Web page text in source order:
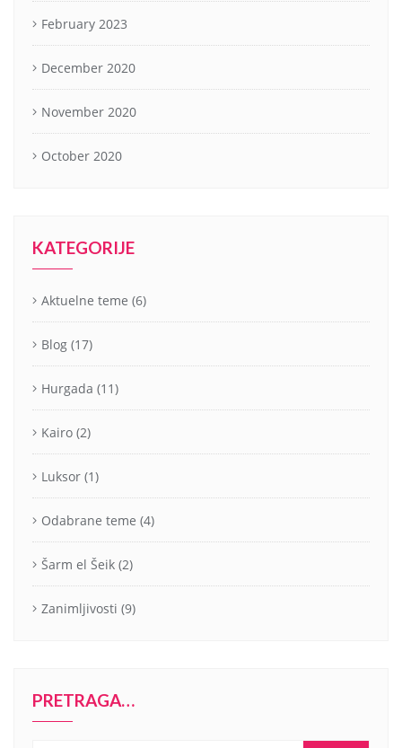
February 2023
December 2020
November 2020
October 2020
KATEGORIJE
Aktuelne teme (6)
Blog (17)
Hurgada (11)
Kairo (2)
Luksor (1)
Odabrane teme (4)
Šarm el Šeik (2)
Zanimljivosti (9)
PRETRAGA…